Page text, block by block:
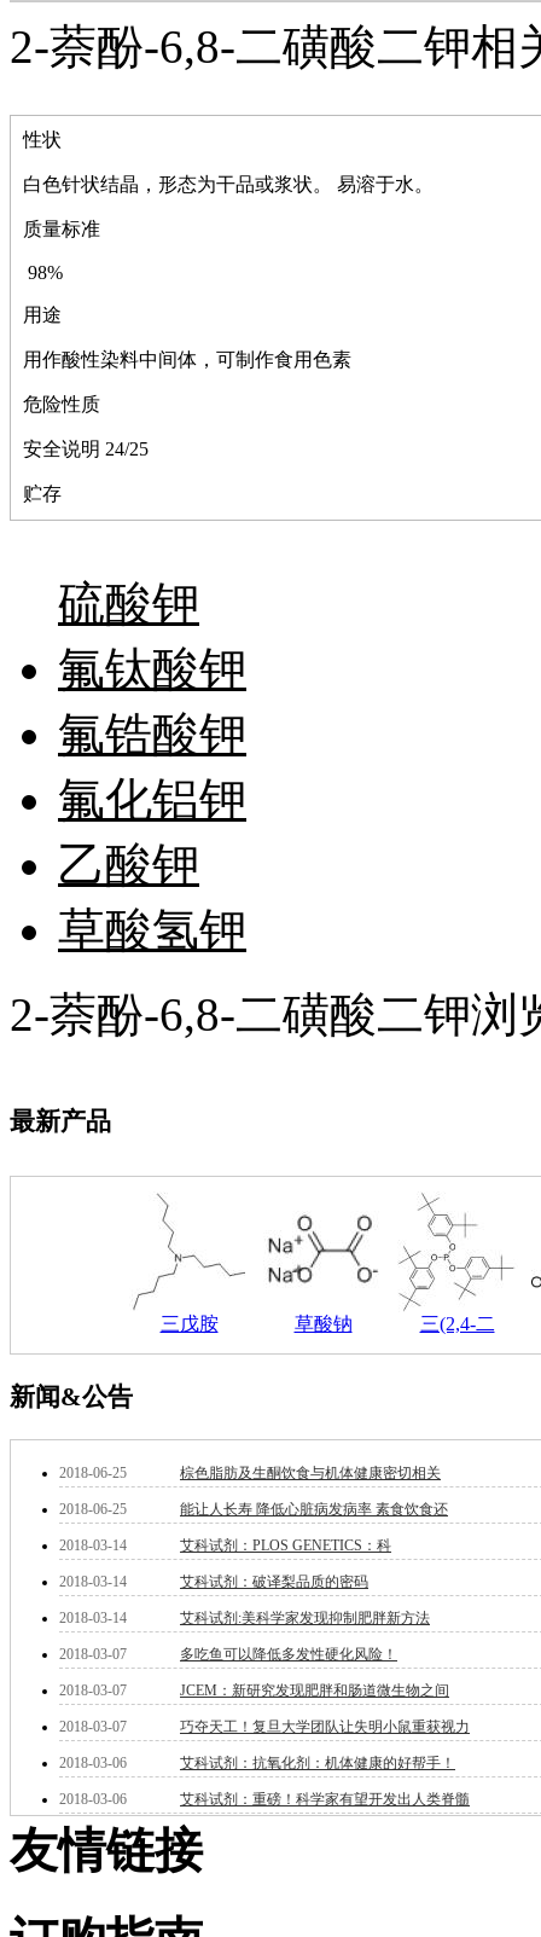
氯
锰
硅烷
林
醚
脒
钠
萘
脲
镍
宁
铍
其它
铅
噻吩
砷
试纸
素
钽
糖
铜
酮
肟
钨
烯
油
锗
酯
脂
材料科学
替代能源
生物材料
金属和陶瓷科学
微米/纳米电子材
料
纳米材料
有机和印刷电子学
高分子科学
基准试剂
对照品
指示剂
染料中间体
染色剂
标准品
分子筛
性状
白色针状结晶，形态为干品或浆状。 易溶于水。
质量标准
98%
用途
用作酸性染料中间体，可制作食用色素
危险性质
安全说明 24/25
贮存
2-萘酚-6,8-二磺酸二钾相
硫酸钾
氟钛酸钾
氟锆酸钾
氟化铝钾
乙酸钾
草酸氢钾
2-萘酚-6,8-二磺酸二钾浏
最新产品
三戊胺 草酸钠 三(2,4-二
新闻&公告
2018-06-25 棕色脂肪及生酮饮食与机体健康密切相关
2018-06-25 能让人长寿 降低心脏病发病率 素食饮食还
2018-03-14 艾科试剂：PLOS GENETICS：科
2018-03-14 艾科试剂：破译梨品质的密码
2018-03-14 艾科试剂:美科学家发现抑制肥胖新方法
2018-03-07 多吃鱼可以降低多发性硬化风险！
2018-03-07 JCEM：新研究发现肥胖和肠道微生物之间
2018-03-07 巧夺天工！复旦大学团队让失明小鼠重获视力
2018-03-06 艾科试剂：抗氧化剂：机体健康的好帮手！
2018-03-06 艾科试剂：重磅！科学家有望开发出人类脊髓
友情链接